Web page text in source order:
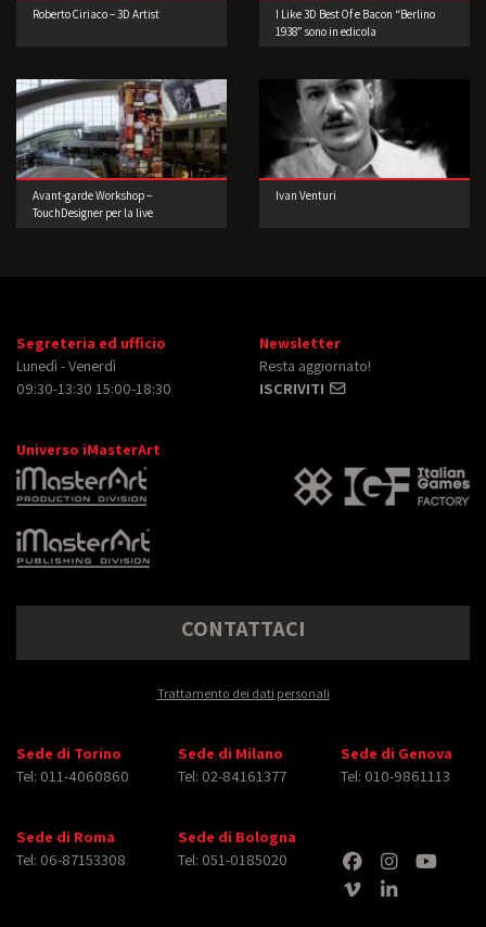
Roberto Ciriaco – 3D Artist
I Like 3D Best Of e Bacon “Berlino
1938” sono in edicola
Avant-garde Workshop –
TouchDesigner per la live
Ivan Venturi
Segreteria ed ufficio
Lunedì - Venerdì
09:30-13:30 15:00-18:30
Newsletter
Resta aggiornato!
ISCRIVITI
Universo iMasterArt
CONTATTACI
Trattamento dei dati personali
Sede di Torino
Tel: 011-4060860
Sede di Milano
Tel: 02-84161377
Sede di Genova
Tel: 010-9861113
Sede di Roma
Tel: 06-87153308
Sede di Bologna
Tel: 051-0185020